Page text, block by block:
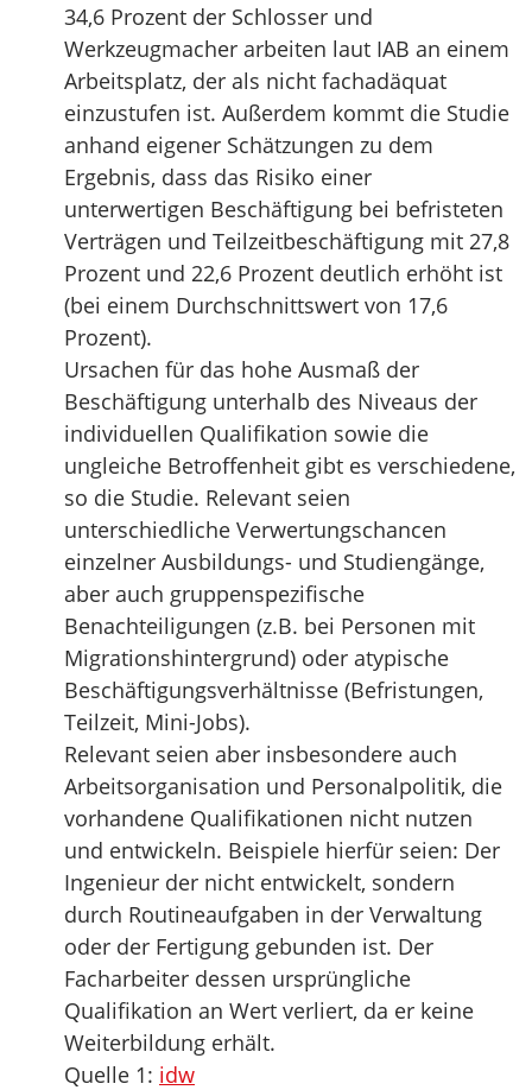
34,6 Prozent der Schlosser und
Werkzeugmacher arbeiten laut IAB an einem
Arbeitsplatz, der als nicht fachadäquat
einzustufen ist. Außerdem kommt die Studie
anhand eigener Schätzungen zu dem
Ergebnis, dass das Risiko einer
unterwertigen Beschäftigung bei befristeten
Verträgen und Teilzeitbeschäftigung mit 27,8
Prozent und 22,6 Prozent deutlich erhöht ist
(bei einem Durchschnittswert von 17,6
Prozent).
Ursachen für das hohe Ausmaß der
Beschäftigung unterhalb des Niveaus der
individuellen Qualifikation sowie die
ungleiche Betroffenheit gibt es verschiedene,
so die Studie. Relevant seien
unterschiedliche Verwertungschancen
einzelner Ausbildungs- und Studiengänge,
aber auch gruppenspezifische
Benachteiligungen (z.B. bei Personen mit
Migrationshintergrund) oder atypische
Beschäftigungsverhältnisse (Befristungen,
Teilzeit, Mini-Jobs).
Relevant seien aber insbesondere auch
Arbeitsorganisation und Personalpolitik, die
vorhandene Qualifikationen nicht nutzen
und entwickeln. Beispiele hierfür seien: Der
Ingenieur der nicht entwickelt, sondern
durch Routineaufgaben in der Verwaltung
oder der Fertigung gebunden ist. Der
Facharbeiter dessen ursprüngliche
Qualifikation an Wert verliert, da er keine
Weiterbildung erhält.
Quelle 1: idw